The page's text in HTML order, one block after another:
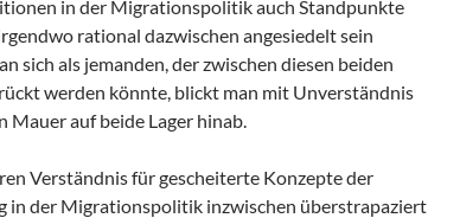
in der Migrationspolitik auch Standpunkte
rational dazwischen angesiedelt sein
sich als jemanden, der zwischen diesen beiden
werden könnte, blickt man mit Unverständnis
Mauer auf beide Lager hinab.
Verständnis für gescheiterte Konzepte der
in der Migrationspolitik inzwischen überstrapaziert